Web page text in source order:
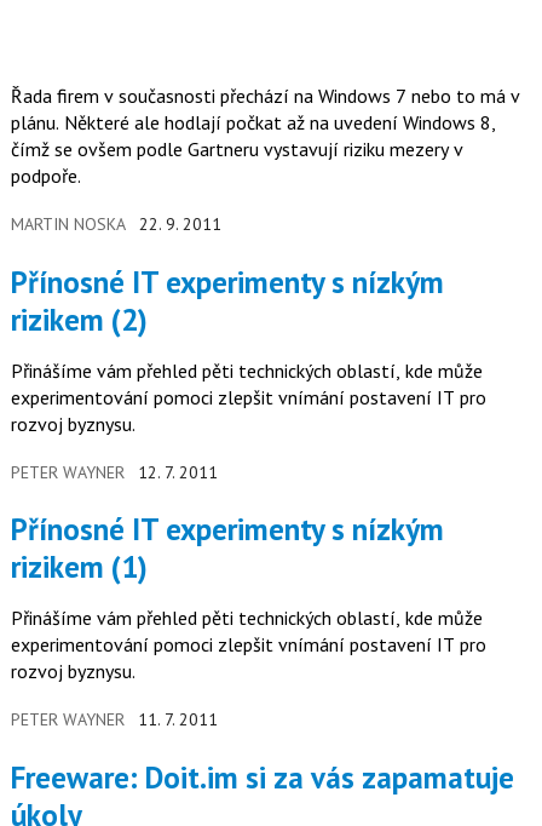
Řada firem v současnosti přechází na Windows 7 nebo to má v
plánu. Některé ale hodlají počkat až na uvedení Windows 8,
čímž se ovšem podle Gartneru vystavují riziku mezery v
podpoře.
MARTIN NOSKA 22. 9. 2011
Přínosné IT experimenty s nízkým
rizikem (2)
Přinášíme vám přehled pěti technických oblastí, kde může
experimentování pomoci zlepšit vnímání postavení IT pro
rozvoj byznysu.
PETER WAYNER 12. 7. 2011
Přínosné IT experimenty s nízkým
rizikem (1)
Přinášíme vám přehled pěti technických oblastí, kde může
experimentování pomoci zlepšit vnímání postavení IT pro
rozvoj byznysu.
PETER WAYNER 11. 7. 2011
Freeware: Doit.im si za vás zapamatuje
úkoly